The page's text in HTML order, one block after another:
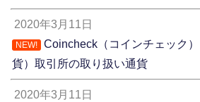
2020年3月11日
NEW!
Coincheck（コインチェック
貨）取引所の取り扱い通貨
2020年3月11日